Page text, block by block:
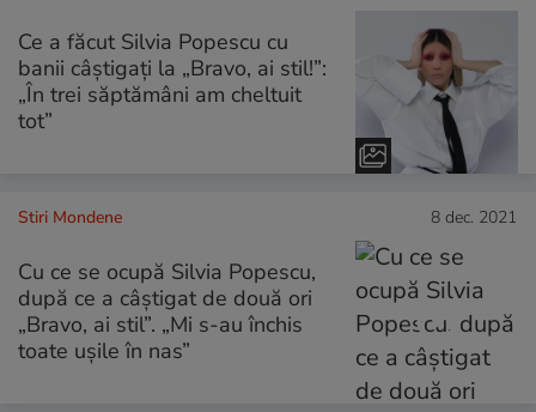
Ce a făcut Silvia Popescu cu
banii câștigați la „Bravo, ai stil!”:
„În trei săptămâni am cheltuit
tot”
Stiri Mondene 8 dec. 2021
Cu ce se ocupă Silvia Popescu,
după ce a câștigat de două ori
„Bravo, ai stil”. „Mi s-au închis
toate ușile în nas”